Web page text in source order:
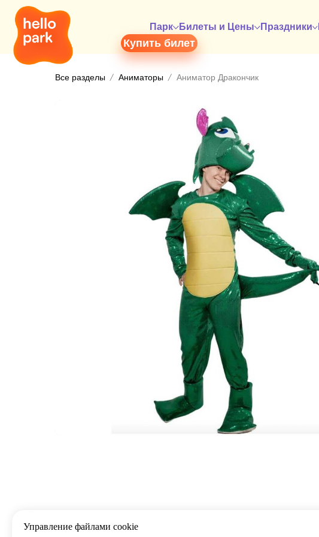
Парк Билеты и Цены Праздники
Купить билет
Все разделы Аниматоры Аниматор Дракончик
Управление файлами cookie